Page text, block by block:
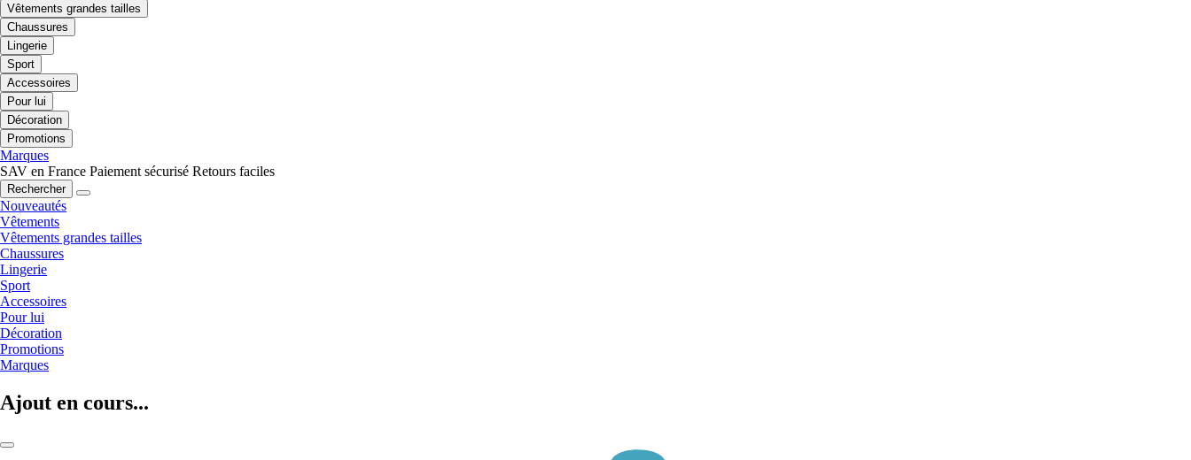
Vêtements grandes tailles
Chaussures
Lingerie
Sport
Accessoires
Pour lui
Décoration
Promotions
Marques
SAV en France Paiement sécurisé Retours faciles
Rechercher
Nouveautés
Vêtements
Vêtements grandes tailles
Chaussures
Lingerie
Sport
Accessoires
Pour lui
Décoration
Promotions
Marques
Ajout en cours...